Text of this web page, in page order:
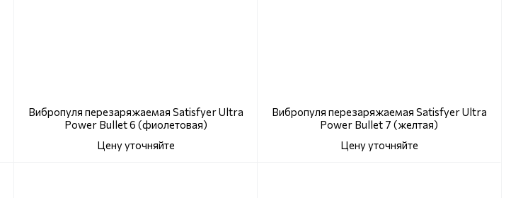
Вибропуля перезаряжаемая Satisfyer Ultra
Power Bullet 6 (фиолетовая)
Цену уточняйте
Вибропуля перезаряжаемая Satisfyer Ultra
Power Bullet 7 (желтая)
Цену уточняйте